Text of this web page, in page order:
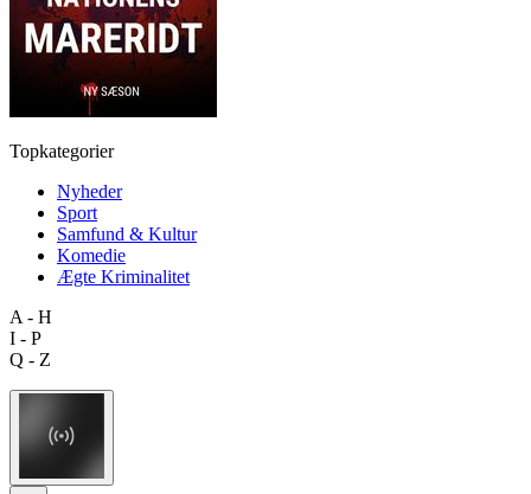
Topkategorier
Nyheder
Sport
Samfund & Kultur
Komedie
Ægte Kriminalitet
A - H
I - P
Q - Z